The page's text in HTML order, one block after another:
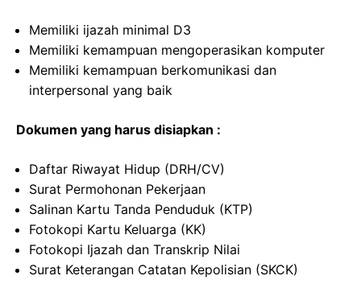
Memiliki ijazah minimal D3
Memiliki kemampuan mengoperasikan komputer
Memiliki kemampuan berkomunikasi dan
interpersonal yang baik
Dokumen yang harus disiapkan :
Daftar Riwayat Hidup (DRH/CV)
Surat Permohonan Pekerjaan
Salinan Kartu Tanda Penduduk (KTP)
Fotokopi Kartu Keluarga (KK)
Fotokopi Ijazah dan Transkrip Nilai
Surat Keterangan Catatan Kepolisian (SKCK)